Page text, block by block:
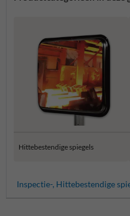
Hittebestendige spiegels
Inspectie-, Hittebestendige